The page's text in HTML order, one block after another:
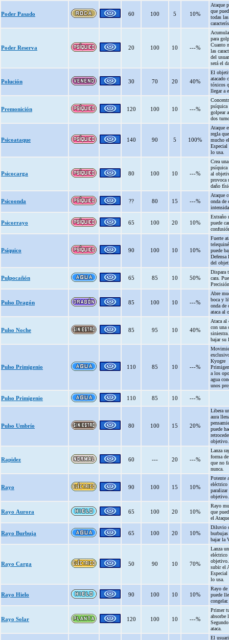
Poder Pasado 60 100 5 10%
Ataque
que
todas las
Poder Reserva 20 100 10 ---%
para
Cuanto
las
del
será el
Polución 30 70 20 40%
El
atacado
tóxicos
llegar a
Premonición 120 100 10 ---%
psíquica
golpear
dos
Psicoataque 140 90 5 100%
Ataque
regla
mucho
Especial
lo usa.
Psicocarga 80 100 10 ---%
Crea
psíquica
al
provoca
daño
Psicoonda ?? 80 15 ---%
Ataque
onda de
Psicorrayo 65 100 20 10%
Extraño
puede
Psíquico 90 100 10 10%
Fuerte
puede
Defensa
del
Pulpocañón 65 85 10 50%
Dispara
cara.
Pulso Dragón 85 100 10 ---%
Abre
boca y
onda de
ataca al
Pulso Noche 85 95 10 40%
Ataca
con una
bajar su
Pulso Primigenio 110 85 10 ---%
Kyogre
a los
agua
unos
Pulso Primigenio 110 85 10 ---%
Pulso Umbrío 80 100 15 20%
Libera
aura
puede
objetivo.
Rapidez 60 --- 20 ---%
Lanza
forma
que no
nunca.
Rayo 90 100 15 10%
Potente
eléctrico
paralizar
objetivo.
Rayo Aurora 65 100 20 10%
Rayo
que
el
Rayo Burbuja 65 100 20 10%
Diluvio
burbujas
bajar la
Rayo Carga 50 90 10 70%
Lanza
eléctrico
objetivo.
subir el
Especial
lo usa.
Rayo Hielo 90 100 10 10%
Rayo de
puede
congelar.
Rayo Solar 120 100 10 ---%
Primer
absorbe
ataca.
El